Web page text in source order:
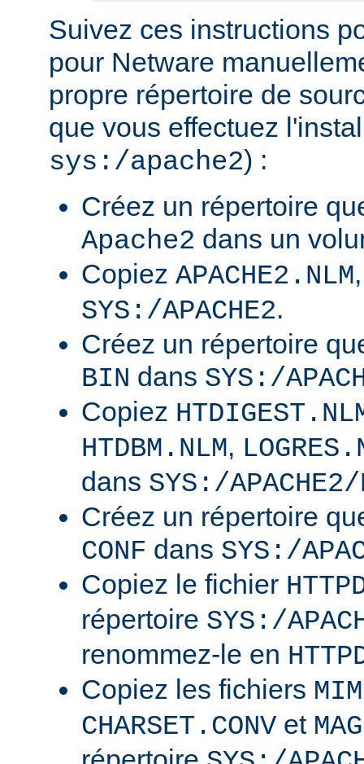
Suivez ces instructions
pour Netware
propre répertoire de
que vous effectuez
sys:/apache2) :
Créez un répertoire
Apache2 dans un
Copiez APACHE2.NLM
SYS:/APACHE2.
Créez un répertoire
BIN dans SYS:/
Copiez
HTDBM.NLM,
dans SYS:/
Créez un répertoire
CONF dans SYS:/
Copiez le fichier
répertoire SYS:/
renommez-le en
Copiez les fichiers
CHARSET.CONV et